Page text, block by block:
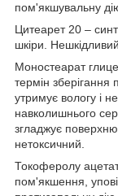
пом'якшувальну
Цитеарет 20 –
шкіри.
Моностеарат
термін зберігання
утримує вологу і
навколишнього
згладжує
нетоксичний.
Токоферолу
пом'якшення,